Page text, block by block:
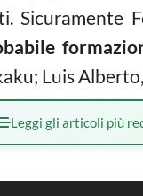
Sicuramente
Luis
Leggi gli articoli più